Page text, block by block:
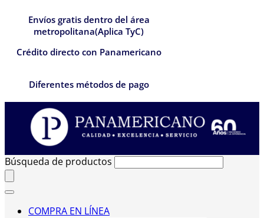
Envíos gratis dentro del área
metropolitana(Aplica TyC)
Crédito directo con Panamericano
Diferentes métodos de pago
Búsqueda de productos
COMPRA EN LÍNEA